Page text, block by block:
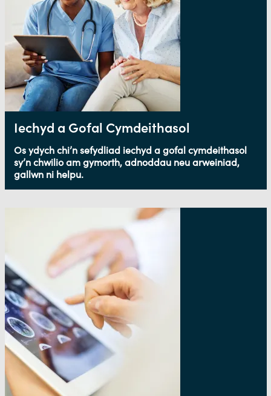
Iechyd a Gofal Cymdeithasol
Os ydych chi’n sefydliad iechyd a gofal cymdeithasol
sy’n chwilio am gymorth, adnoddau neu arweiniad,
gallwn ni helpu.